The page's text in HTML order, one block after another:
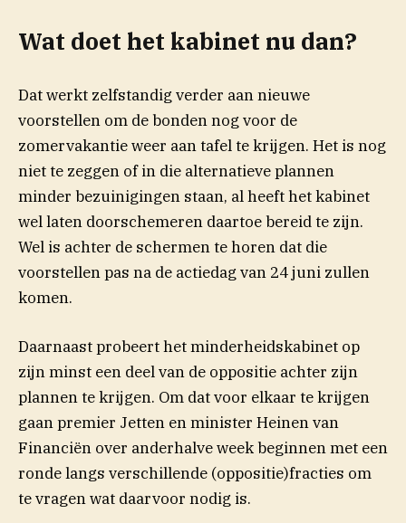
Wat doet het kabinet nu dan?
Dat werkt zelfstandig verder aan nieuwe
voorstellen om de bonden nog voor de
zomervakantie weer aan tafel te krijgen. Het is nog
niet te zeggen of in die alternatieve plannen
minder bezuinigingen staan, al heeft het kabinet
wel laten doorschemeren daartoe bereid te zijn.
Wel is achter de schermen te horen dat die
voorstellen pas na de actiedag van 24 juni zullen
komen.
Daarnaast probeert het minderheidskabinet op
zijn minst een deel van de oppositie achter zijn
plannen te krijgen. Om dat voor elkaar te krijgen
gaan premier Jetten en minister Heinen van
Financiën over anderhalve week beginnen met een
ronde langs verschillende (oppositie)fracties om
te vragen wat daarvoor nodig is.